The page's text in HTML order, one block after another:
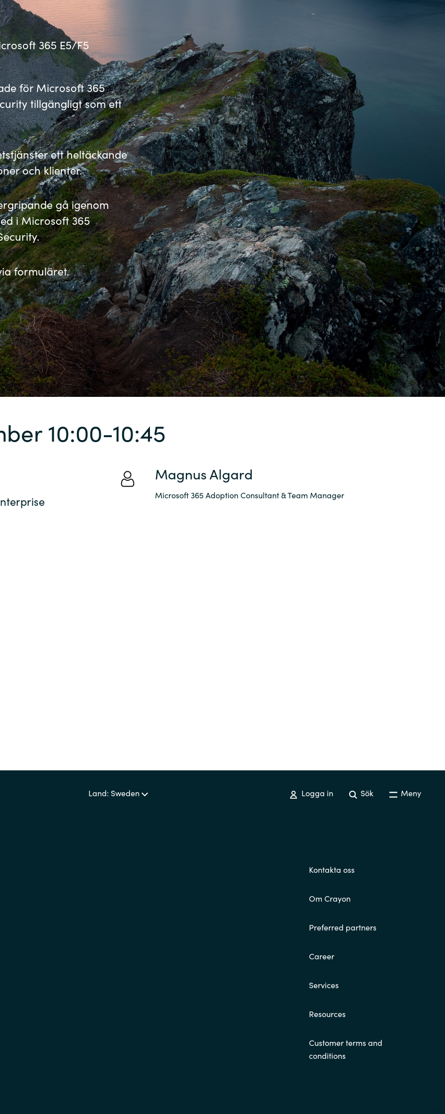
Germany
India
Kuwait
Latvia
Malaysia
Middle East
Norway
Oman
Poland
Portugal
Romania
Serbia
Singapore
Spain
Sweden
Switzerland
United Kingdom
United States
365 E5/F5
för Microsoft 365
tillgängligt som ett
ett heltäckande
och klienter.
gå igenom
i Microsoft 365
formuläret.
10:00-10:45
Magnus Algard
Microsoft 365 Adoption Consultant & Team Manager
Land: Sweden Logga in Sök Meny
Kontakta oss
Om Crayon
Preferred partners
Career
Services
Resources
Customer terms and
conditions